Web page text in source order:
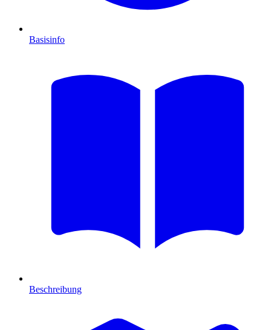
Basisinfo
Beschreibung